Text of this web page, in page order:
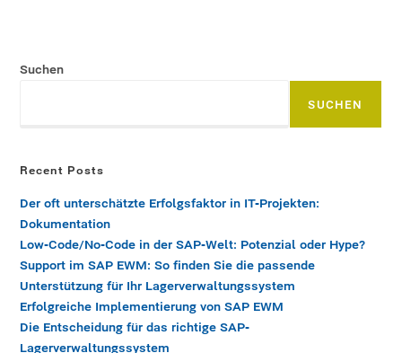
Suchen
SUCHEN
Recent Posts
Der oft unterschätzte Erfolgsfaktor in IT-Projekten:
Dokumentation
Low-Code/No-Code in der SAP-Welt: Potenzial oder Hype?
Support im SAP EWM: So finden Sie die passende
Unterstützung für Ihr Lagerverwaltungssystem
Erfolgreiche Implementierung von SAP EWM
Die Entscheidung für das richtige SAP-
Lagerverwaltungssystem